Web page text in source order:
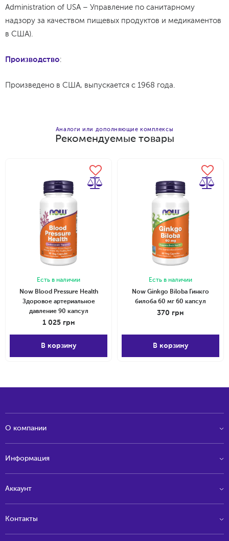
Administration of USA – Управление по санитарному
надзору за качеством пищевых продуктов и медикаментов
в США).
Производство:
Произведено в США, выпускается с 1968 года.
Добавить в корзину
Аналоги или дополняющие комплексы
Рекомендуемые товары
Есть в наличии
Now Blood Pressure Health
Здоровое артериальное
давление 90 капсул
1 025 грн
В корзину
Есть в наличии
Now Ginkgo Biloba Гинкго
билоба 60 мг 60 капсул
370 грн
В корзину
О компании
Информация
Аккаунт
Контакты